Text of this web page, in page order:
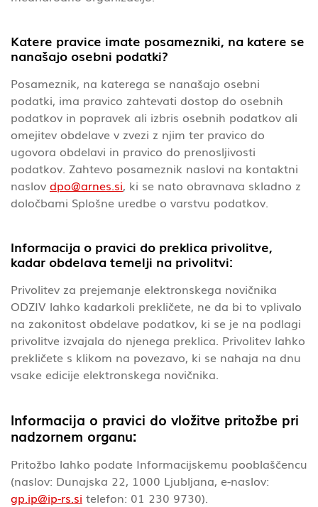
Katere pravice imate posamezniki, na katere se
nanašajo osebni podatki?
Posameznik, na katerega se nanašajo osebni
podatki, ima pravico zahtevati dostop do osebnih
podatkov in popravek ali izbris osebnih podatkov ali
omejitev obdelave v zvezi z njim ter pravico do
ugovora obdelavi in pravico do prenosljivosti
podatkov. Zahtevo posameznik naslovi na kontaktni
naslov dpo@arnes.si, ki se nato obravnava skladno z
določbami Splošne uredbe o varstvu podatkov.
Informacija o pravici do preklica privolitve,
kadar obdelava temelji na privolitvi:
Privolitev za prejemanje elektronskega novičnika
ODZIV lahko kadarkoli prekličete, ne da bi to vplivalo
na zakonitost obdelave podatkov, ki se je na podlagi
privolitve izvajala do njenega preklica. Privolitev lahko
prekličete s klikom na povezavo, ki se nahaja na dnu
vsake edicije elektronskega novičnika.
Informacija o pravici do vložitve pritožbe pri
nadzornem organu:
Pritožbo lahko podate Informacijskemu pooblaščencu
(naslov: Dunajska 22, 1000 Ljubljana, e-naslov:
gp.ip@ip-rs.si telefon: 01 230 9730).